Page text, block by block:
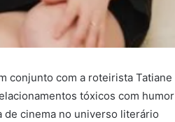
conjunto com a roteirista Tatiane
tóxicos com humor
de cinema no universo literário